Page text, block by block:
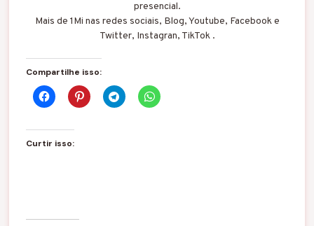
presencial.
Mais de 1Mi nas redes sociais, Blog, Youtube, Facebook e
Twitter, Instagran, TikTok .
Compartilhe isso:
Curtir isso: